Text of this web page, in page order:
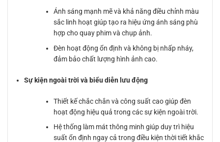
Ánh sáng mạnh mẽ và khả năng điều chỉnh màu
sắc linh hoạt giúp tạo ra hiệu ứng ánh sáng phù
hợp cho quay phim và chụp ảnh.
Đèn hoạt động ổn định và không bị nhấp nháy,
đảm bảo chất lượng hình ảnh cao.
Sự kiện ngoài trời và biểu diễn lưu động
Thiết kế chắc chắn và công suất cao giúp đèn
hoạt động hiệu quả trong các sự kiện ngoài trời.
Hệ thống làm mát thông minh giúp duy trì hiệu
suất ổn định ngay cả trong điều kiện thời tiết khắc